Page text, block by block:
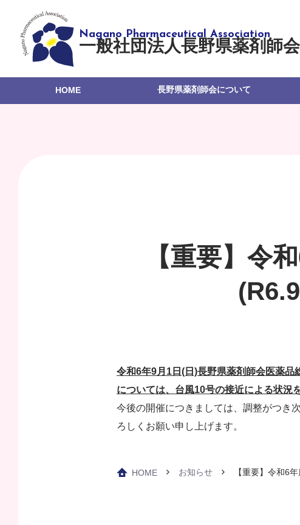
一般社団法人長野県薬剤師会
HOME 長野県薬剤師会について
【重要】令
令和6年9月1日(日)長野県薬剤師会医薬
については、台風10号の接近による状況
今後の開催につきましては、調整がつき
ろしくお願い申し上げます。
HOME お知らせ 【重要】令和6